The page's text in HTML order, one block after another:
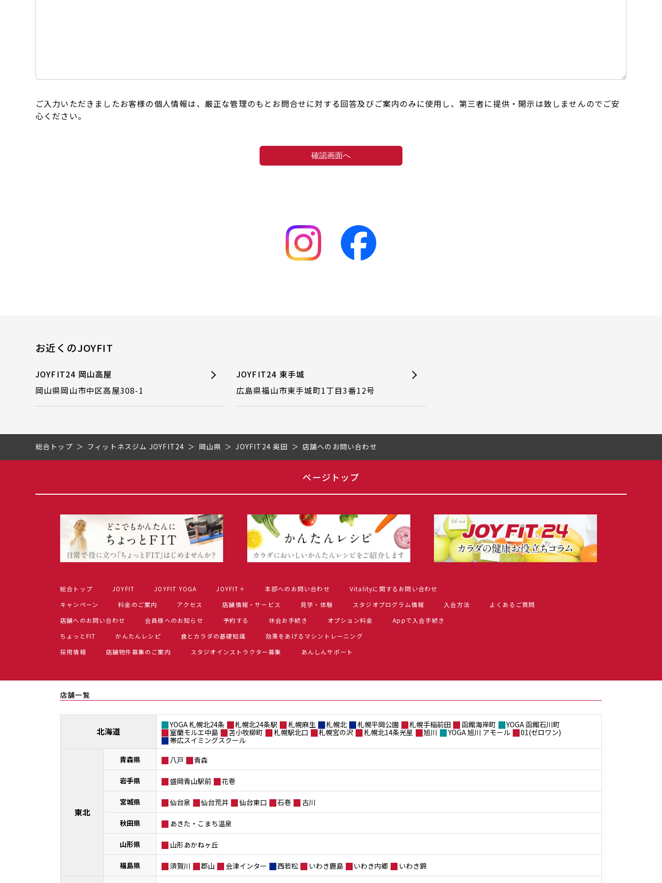
ご入力いただきましたお客様の個人情報は、厳正な管理のもとお問合せに対する回答及びご案内のみに使用し、第三者に提供・開示は致しませんのでご安
心ください。
お近くのJOYFIT
JOYFIT24 岡山高屋
岡山県岡山市中区高屋308-1
JOYFIT24 東手城
広島県福山市東手城町1丁目3番12号
総合トップ フィットネスジム JOYFIT24 岡山県 JOYFIT24 奥田 店舗へのお問い合わせ
ページトップ
総合トップ JOYFIT JOYFIT YOGA JOYFIT＋ 本部へのお問い合わせ
Vitalityに関するお問い合わせ
キャンペーン
料金のご案内 アクセス 店舗情報・サービス 見学・体験 スタジオプログラム情報 入会方法
よくあるご質問
店舗へのお問い合わせ
会員様へのお知らせ 予約する 休会お手続き オプション料金
Appで入会手続き
ちょっとFIT
かんたんレシピ 食とカラダの基礎知識
効果をあげるマシントレーニング
採用情報
店舗物件募集のご案内 スタジオインストラクター募集 あんしんサポート
店舗一覧
北海道
YOGA 札幌北24条 札幌北24条駅 札幌麻生 札幌北 札幌平岡公園 札幌手稲前田 函館海岸町
YOGA 函館石川町
室蘭モルエ中島
苫小牧柳町 札幌駅北口 札幌宮の沢 札幌北14条光星 旭川 YOGA 旭川 アモール
01(ゼロワン)
帯広スイミングスクール
東北
青森県 八戸 青森
岩手県 盛岡青山駅前 花巻
宮城県 仙台泉 仙台荒井 仙台東口 石巻 古川
秋田県 あきた・こまち温泉
山形県 山形あかねヶ丘
福島県 須賀川 郡山 会津インター 西若松 いわき鹿島 いわき内郷 いわき錦